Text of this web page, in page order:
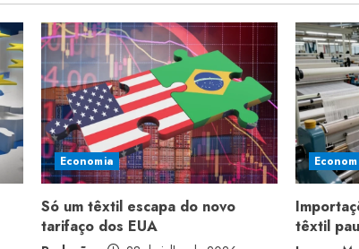
Economia
Só um têxtil escapa do novo
tarifaço dos EUA
têxtil